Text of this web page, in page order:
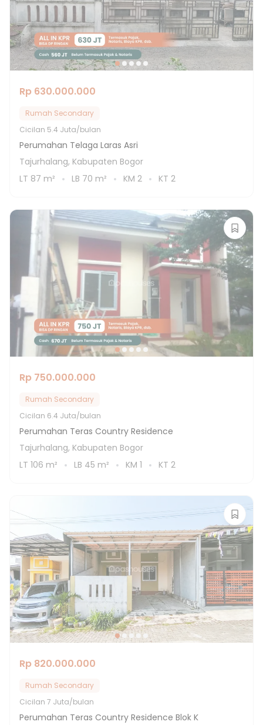
Rp 630.000.000
Rumah Secondary
Cicilan 5.4 Juta/bulan
Perumahan Telaga Laras Asri
Tajurhalang, Kabupaten Bogor
LT 87 m² LB 70 m² KM 2 KT 2
Rp 750.000.000
Rumah Secondary
Cicilan 6.4 Juta/bulan
Perumahan Teras Country Residence
Tajurhalang, Kabupaten Bogor
LT 106 m² LB 45 m² KM 1 KT 2
Rp 820.000.000
Rumah Secondary
Cicilan 7 Juta/bulan
Perumahan Teras Country Residence Blok K